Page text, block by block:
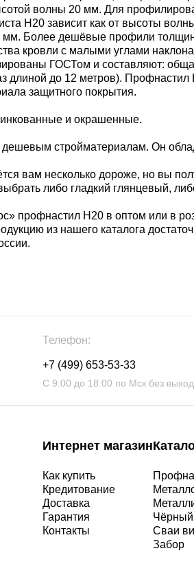
волны 20 мм. Для
Н20 зависит как от высоты
мм. Более дешёвые профили
кровли с малыми углами
ГОСТом и составляют:
длиной до 12 метров).
защитного покрытия.
и окрашенные.
стройматериалам. Он
вам несколько дороже, но вы
либо гладкий глянцевый,
профнастил Н20 в оптом или в
из нашего каталога
Телефон:
+7 (499) 653-53-33
С 9:00 до 18:00 по Мск без
Интернет магазин
Как купить
Кредитование
Доставка
Гарантия
Контакты
Чёрный
Сваи
Забор